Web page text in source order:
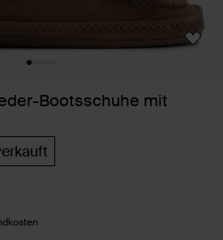
Bootsschuhe mit